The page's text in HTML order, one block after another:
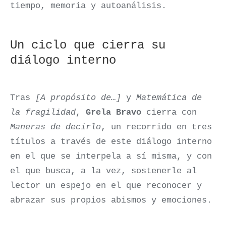
tiempo, memoria y autoanálisis.
Un ciclo que cierra su
diálogo interno
Tras [A propósito de…] y Matemática de
la fragilidad, Grela Bravo cierra con
Maneras de decirlo, un recorrido en tres
títulos a través de este diálogo interno
en el que se interpela a sí misma, y con
el que busca, a la vez, sostenerle al
lector un espejo en el que reconocer y
abrazar sus propios abismos y emociones.